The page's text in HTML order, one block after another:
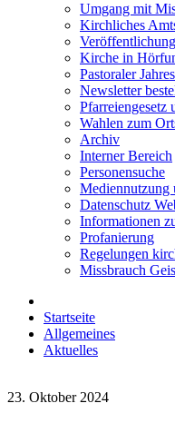
Umgang mit
Kirchliches
Kirche in
Pastoraler
Newsletter
Pfarreiengesetz
Wahlen zum
Archiv
Interner Bereich
Personensuche
Mediennutzung
Datenschutz
Informationen
Profanierung
Regelungen
Missbrauch
Startseite
Allgemeines
Aktuelles
23. Oktober 2024